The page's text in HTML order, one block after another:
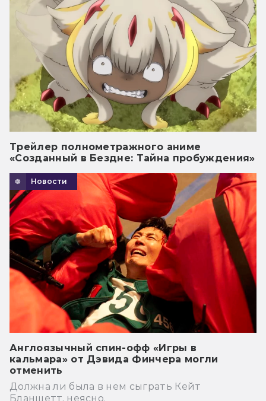
Трейлер полнометражного аниме
«Созданный в Бездне: Тайна пробуждения»
Новости
Англоязычный спин-офф «Игры в
кальмара» от Дэвида Финчера могли
отменить
Должна ли была в нем сыграть Кейт
Бланшетт, неясно.